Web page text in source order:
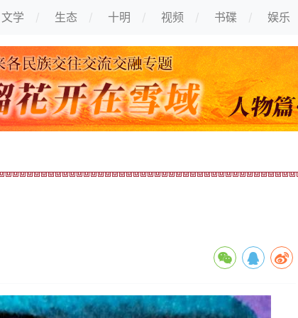
文学 生态 十明 视频 书碟 娱乐